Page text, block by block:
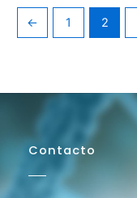
← 1 2
Contacto